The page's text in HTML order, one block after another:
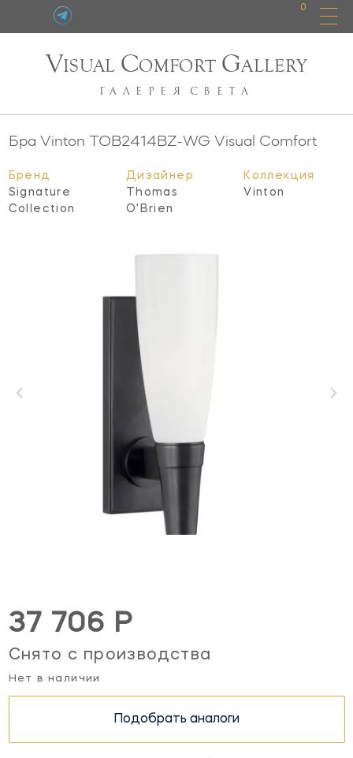
0
VISUAL COMFORT GALLERY
ГАЛЕРЕЯ СВЕТА
Бра Vinton TOB2414BZ-WG Visual Comfort
Бренд
Signature
Collection
Дизайнер
Thomas
O'Brien
Коллекция
Vinton
37 706 Р
Снято с производства
Нет в наличии
Подобрать аналоги